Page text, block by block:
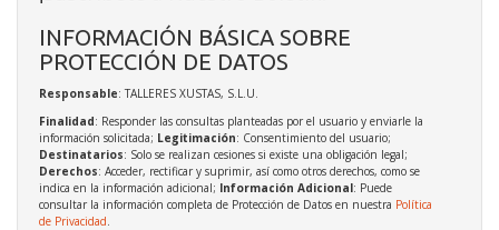
INFORMACIÓN BÁSICA SOBRE
PROTECCIÓN DE DATOS
Responsable: TALLERES XUSTAS, S.L.U.
Finalidad: Responder las consultas planteadas por el usuario y enviarle la
información solicitada; Legitimación: Consentimiento del usuario;
Destinatarios: Solo se realizan cesiones si existe una obligación legal;
Derechos: Acceder, rectificar y suprimir, así como otros derechos, como se
indica en la información adicional; Información Adicional: Puede
consultar la información completa de Protección de Datos en nuestra Política
de Privacidad